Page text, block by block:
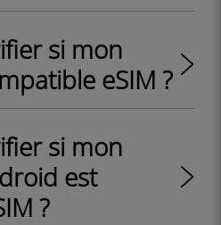
si mon
eSIM ?
si mon
est
?